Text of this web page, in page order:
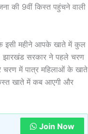
की 9वीं किस्त पहुंचने वाली
इसी महीने आपके खाते में कुल
झारखंड सरकार ने पहले चरण
चरण में पात्र महिलाओं के खाते
खाते में कब आएगी और
Join Now